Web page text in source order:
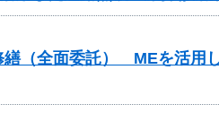
（全面委託） MEを活用